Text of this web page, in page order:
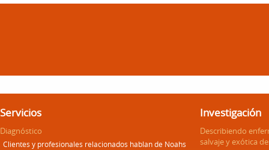
Servicios
Diagnóstico
Clientes y profesionales relacionados hablan de Noahs
Investigación
Describiendo
salvaje y exótica